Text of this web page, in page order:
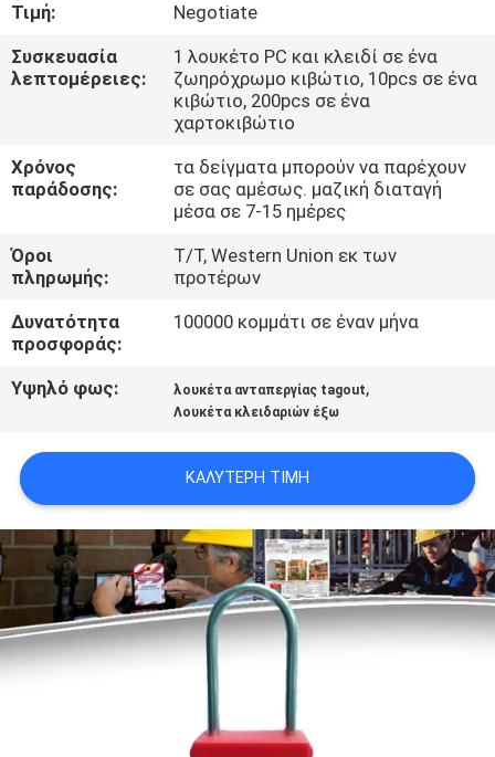
ΕΛΆΤΕ
ΣΕ
ΕΠΑΦΉ
ΖΗΤΉΣΤΕ
ΈΝΑ
ΑΠΌΣΠΑΣΜΑ
SITEMAP
POLICY
Τιμή:
Negotiate
Συσκευασία
λεπτομέρειες:
1 λουκέτο PC και κλειδί σε ένα
ζωηρόχρωμο κιβώτιο, 10pcs σε ένα
κιβώτιο, 200pcs σε ένα
χαρτοκιβώτιο
Χρόνος
παράδοσης:
τα δείγματα μπορούν να παρέχουν
σε σας αμέσως. μαζική διαταγή
μέσα σε 7-15 ημέρες
Όροι
πληρωμής:
T/T, Western Union εκ των
προτέρων
Δυνατότητα
προσφοράς:
100000 κομμάτι σε έναν μήνα
Υψηλό φως: λουκέτα ανταπεργίας tagout,
Λουκέτα κλειδαριών έξω
ΚΑΛΎΤΕΡΗ ΤΙΜΉ